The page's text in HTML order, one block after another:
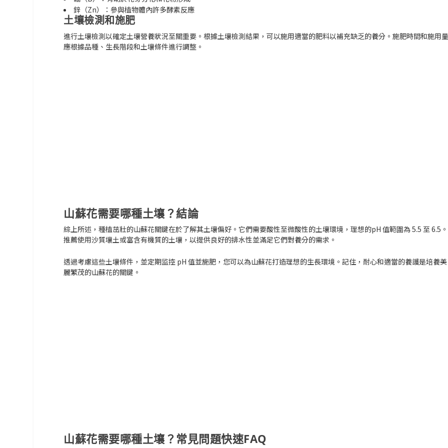
鋅（Zn）：參與植物體內許多酵素反應
土壤檢測和施肥
進行土壤檢測以確定土壤營養狀況至關重要。根據土壤檢測結果，可以施用適當的肥料以補充缺乏的養分。施肥時間和施用
應根據品種、生長階段和土壤條件進行調整。
山蘇花需要哪種土壤？結論
綜上所述，種植茁壯的山蘇花關鍵在於了解其土壤偏好。它們需要酸性至微酸性的土壤環境，理想的pH 值範圍為 5.5 至 6.5。
推薦使用沙質壤土或富含有機質的土壤，以提供良好的排水性並滿足它們對養分的需求。
透過考慮這些土壤條件，並定期监控 pH 值並施肥，您可以為山蘇花打造理想的生長環境。記住，耐心和適當的養護是培養美
麗繁茂的山蘇花的關鍵。
山蘇花需要哪種土壤？常見問題快速FAQ